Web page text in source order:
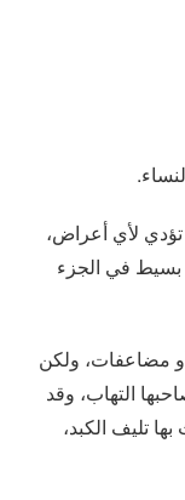
لأي أعراض،
بسيط في الجزء
مضاعفات، ولكن
التهاب، وقد
تليف الكبد،